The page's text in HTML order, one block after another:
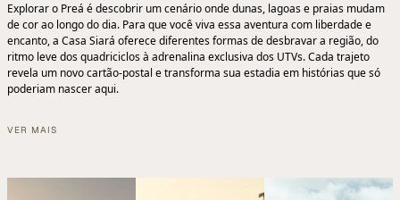
Explorar o Preá é descobrir um cenário onde dunas, lagoas e praias mudam
de cor ao longo do dia. Para que você viva essa aventura com liberdade e
encanto, a Casa Siará oferece diferentes formas de desbravar a região, do
ritmo leve dos quadriciclos à adrenalina exclusiva dos UTVs. Cada trajeto
revela um novo cartão-postal e transforma sua estadia em histórias que só
poderiam nascer aqui.
VER MAIS